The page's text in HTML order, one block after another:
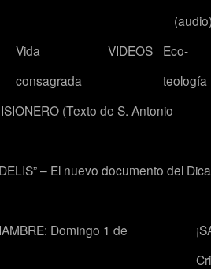
Vida
consagrada
VIDEOS
Eco-
teología
(Texto de S. Antonio
– El nuevo documento del
Domingo 1 de